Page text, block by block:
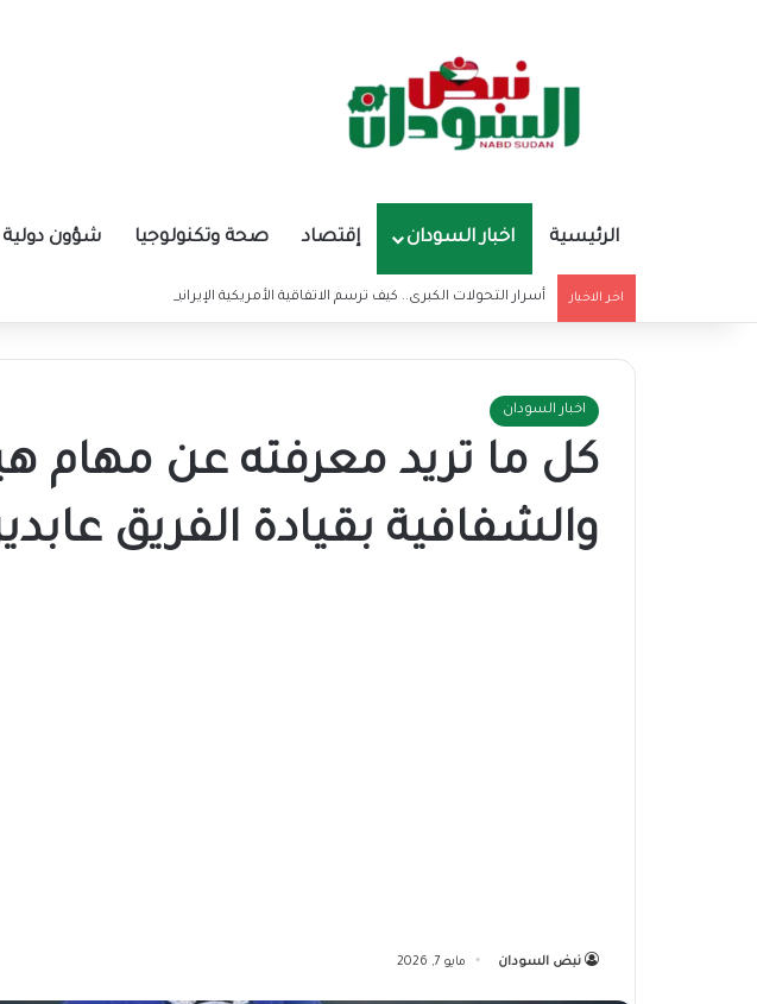
الرئيسية اخبار السودان إقتصاد صحة وتكنولوجيا شؤون دولية
اخر الاخبار أسرار التحولات الكبرى.. كيف ترسم الاتفاقية الأمريكية الإيرانية موازين القوى بالمنطقة؟
اخبار السودان
كل ما تريد معرفته عن مهام
والشفافية بقيادة الفريق
نبض السودان مايو 7, 2026